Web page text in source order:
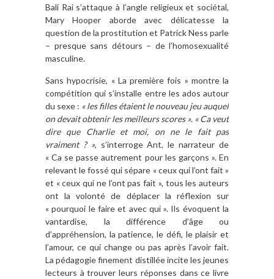
Bali Rai s’attaque à l’angle religieux et sociétal,
Mary Hooper aborde avec délicatesse la
question de la prostitution et Patrick Ness parle
– presque sans détours – de l’homosexualité
masculine.
Sans hypocrisie, « La première fois » montre la
compétition qui s’installe entre les ados autour
du sexe : « les filles étaient le nouveau jeu auquel
on devait obtenir les meilleurs scores ». « Ca veut
dire que Charlie et moi, on ne le fait pas
vraiment ? », s’interroge Ant, le narrateur de
« Ca se passe autrement pour les garçons ». En
relevant le fossé qui sépare « ceux qui l’ont fait »
et « ceux qui ne l’ont pas fait », tous les auteurs
ont la volonté de déplacer la réflexion sur
« pourquoi le faire et avec qui ». Ils évoquent la
vantardise, la différence d’âge ou
d’appréhension, la patience, le défi, le plaisir et
l’amour, ce qui change ou pas après l’avoir fait.
La pédagogie finement distillée incite les jeunes
lecteurs à trouver leurs réponses dans ce livre